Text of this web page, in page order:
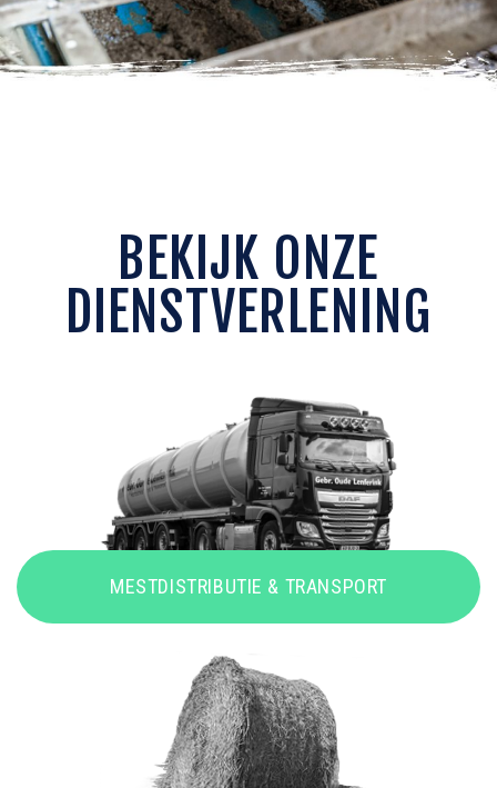
BEKIJK ONZE
DIENSTVERLENING
MESTDISTRIBUTIE & TRANSPORT